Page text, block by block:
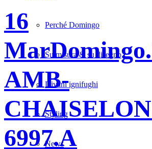
Perché Domingo
Su misura & su disegno
Divani ignifughi
Styling
News
16
Mar
AMB-
6997.A